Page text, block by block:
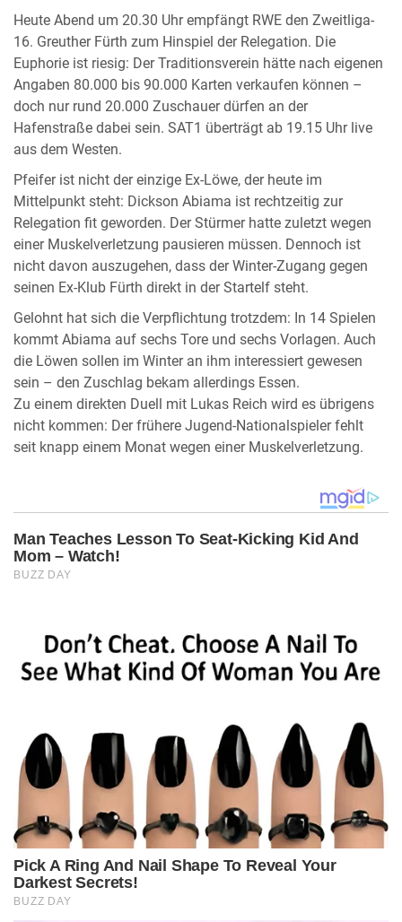
Heute Abend um 20.30 Uhr empfängt RWE den Zweitliga-
16. Greuther Fürth zum Hinspiel der Relegation. Die
Euphorie ist riesig: Der Traditionsverein hätte nach eigenen
Angaben 80.000 bis 90.000 Karten verkaufen können –
doch nur rund 20.000 Zuschauer dürfen an der
Hafenstraße dabei sein. SAT1 überträgt ab 19.15 Uhr live
aus dem Westen.
Pfeifer ist nicht der einzige Ex-Löwe, der heute im
Mittelpunkt steht: Dickson Abiama ist rechtzeitig zur
Relegation fit geworden. Der Stürmer hatte zuletzt wegen
einer Muskelverletzung pausieren müssen. Dennoch ist
nicht davon auszugehen, dass der Winter-Zugang gegen
seinen Ex-Klub Fürth direkt in der Startelf steht.
Gelohnt hat sich die Verpflichtung trotzdem: In 14 Spielen
kommt Abiama auf sechs Tore und sechs Vorlagen. Auch
die Löwen sollen im Winter an ihm interessiert gewesen
sein – den Zuschlag bekam allerdings Essen.
Zu einem direkten Duell mit Lukas Reich wird es übrigens
nicht kommen: Der frühere Jugend-Nationalspieler fehlt
seit knapp einem Monat wegen einer Muskelverletzung.